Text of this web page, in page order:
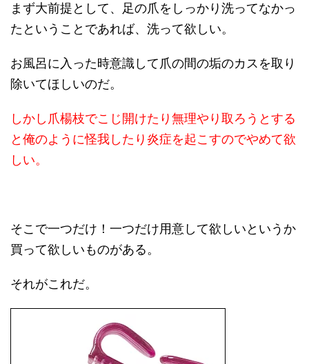
まず大前提として、足の爪をしっかり洗ってなかっ
たということであれば、洗って欲しい。
お風呂に入った時意識して爪の間の垢のカスを取り
除いてほしいのだ。
しかし爪楊枝でこじ開けたり無理やり取ろうとする
と俺のように怪我したり炎症を起こすのでやめて欲
しい。
そこで一つだけ！一つだけ用意して欲しいというか
買って欲しいものがある。
それがこれだ。